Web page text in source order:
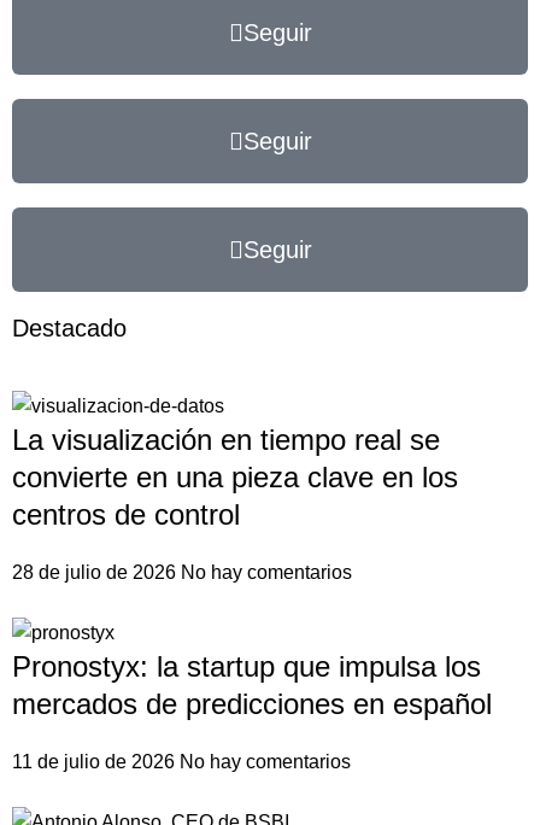
Seguir
Seguir
Seguir
Destacado
La visualización en tiempo real se
convierte en una pieza clave en los
centros de control
28 de julio de 2026 No hay comentarios
Pronostyx: la startup que impulsa los
mercados de predicciones en español
11 de julio de 2026 No hay comentarios